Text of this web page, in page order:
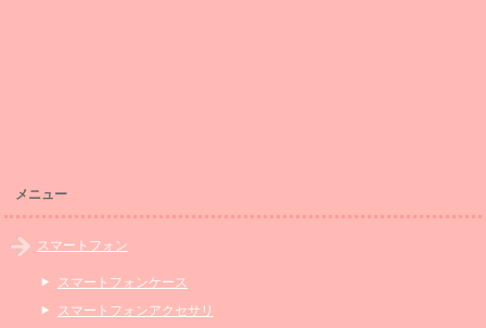
メニュー
スマートフォン
スマートフォンケース
スマートフォンアクセサリ